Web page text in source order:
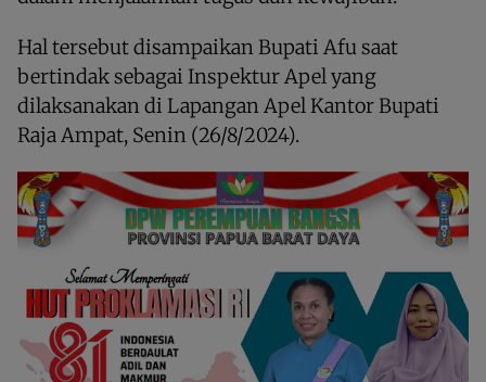
Hal tersebut disampaikan Bupati Afu saat
bertindak sebagai Inspektur Apel yang
dilaksanakan di Lapangan Apel Kantor Bupati
Raja Ampat, Senin (26/8/2024).